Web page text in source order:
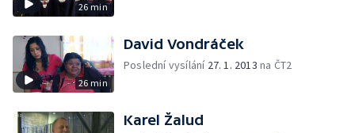
26 min
26 min
David Vondráček
Poslední vysílání 27. 1. 2013 na ČT2
Karel Žalud